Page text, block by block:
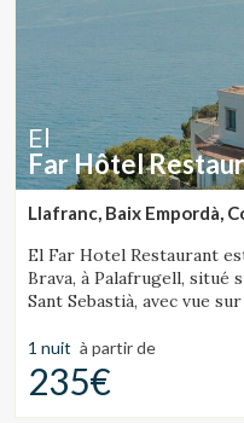
El
Far Hôtel
Llafranc, Baix Empordà,
El Far Hotel Restaurant
Brava, à Palafrugell, situé
Sant Sebastià, avec vue
1 nuit à partir de
235€